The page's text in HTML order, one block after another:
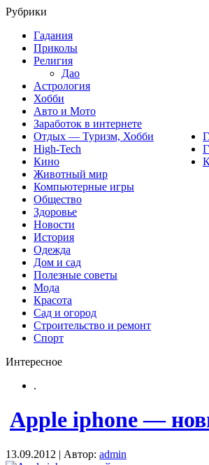
Рубрики
Гадания
Приколы
Религия
Дао
Астрология
Хобби
Авто и Мото
Заработок в интернете
Отдых — Туризм, Хобби
High-Tech
Кино
Животный мир
Компьютерные игры
Общество
Здоровье
Новости
История
Одежда
Дом и сад
Полезные советы
Мода
Красота
Сад и огород
Строительство и ремонт
Спорт
Интересное
.
Apple iphone —
13.09.2012 | Автор: admin